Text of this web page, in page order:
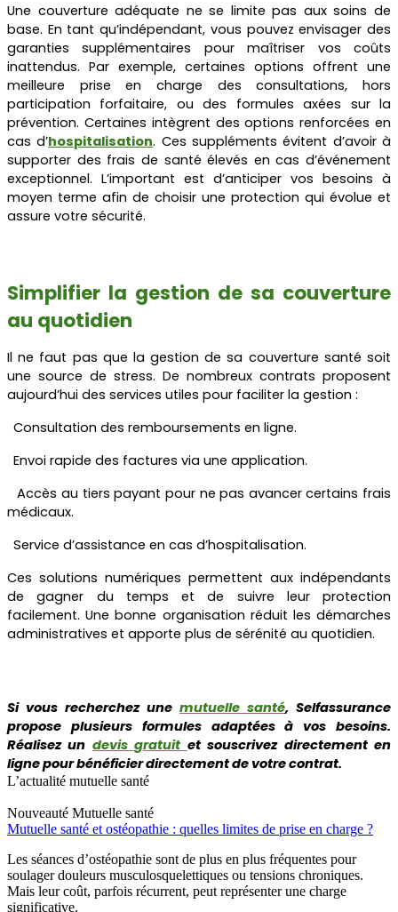
Une couverture adéquate ne se limite pas aux soins de
base. En tant qu’indépendant, vous pouvez envisager des
garanties supplémentaires pour maîtriser vos coûts
inattendus. Par exemple, certaines options offrent une
meilleure prise en charge des consultations, hors
participation forfaitaire, ou des formules axées sur la
prévention. Certaines intègrent des options renforcées en
cas d’hospitalisation. Ces suppléments évitent d’avoir à
supporter des frais de santé élevés en cas d’événement
exceptionnel. L’important est d’anticiper vos besoins à
moyen terme afin de choisir une protection qui évolue et
assure votre sécurité.
Simplifier la gestion de sa couverture
au quotidien
Il ne faut pas que la gestion de sa couverture santé soit
une source de stress. De nombreux contrats proposent
aujourd’hui des services utiles pour faciliter la gestion :
Consultation des remboursements en ligne.
Envoi rapide des factures via une application.
Accès au tiers payant pour ne pas avancer certains frais
médicaux.
Service d’assistance en cas d’hospitalisation.
Ces solutions numériques permettent aux indépendants
de gagner du temps et de suivre leur protection
facilement. Une bonne organisation réduit les démarches
administratives et apporte plus de sérénité au quotidien.
Si vous recherchez une mutuelle santé, Selfassurance
propose plusieurs formules adaptées à vos besoins.
Réalisez un devis gratuit et souscrivez directement en
ligne pour bénéficier directement de votre contrat.
L’actualité mutuelle santé
Nouveauté Mutuelle santé
Mutuelle santé et ostéopathie : quelles limites de prise en charge ?
Les séances d’ostéopathie sont de plus en plus fréquentes pour
soulager douleurs musculosquelettiques ou tensions chroniques.
Mais leur coût, parfois récurrent, peut représenter une charge
significative.